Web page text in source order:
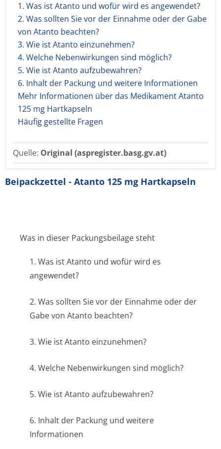
1. Was ist Atanto und wofür wird es angewendet?
2. Was sollten Sie vor der Einnahme oder der Gabe
von Atanto beachten?
3. Wie ist Atanto einzunehmen?
4. Welche Nebenwirkungen sind möglich?
5. Wie ist Atanto aufzubewahren?
6. Inhalt der Packung und weitere Informationen
Mehr Informationen über das Medikament Atanto
125 mg Hartkapseln
Häufig gestellte Fragen
Quelle: Original (aspregister.basg.gv.at)
Beipackzettel - Atanto 125 mg Hartkapseln
Was in dieser Packungsbeilage steht
1. Was ist Atanto und wofür wird es
angewendet?
2. Was sollten Sie vor der Einnahme oder der
Gabe von Atanto beachten?
3. Wie ist Atanto einzunehmen?
4. Welche Nebenwirkungen sind möglich?
5. Wie ist Atanto aufzubewahren?
6. Inhalt der Packung und weitere
Informationen